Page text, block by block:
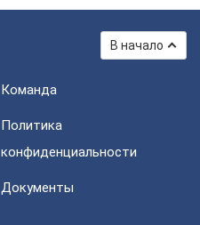
В начало
Команда
Политика
конфиденциальности
Документы